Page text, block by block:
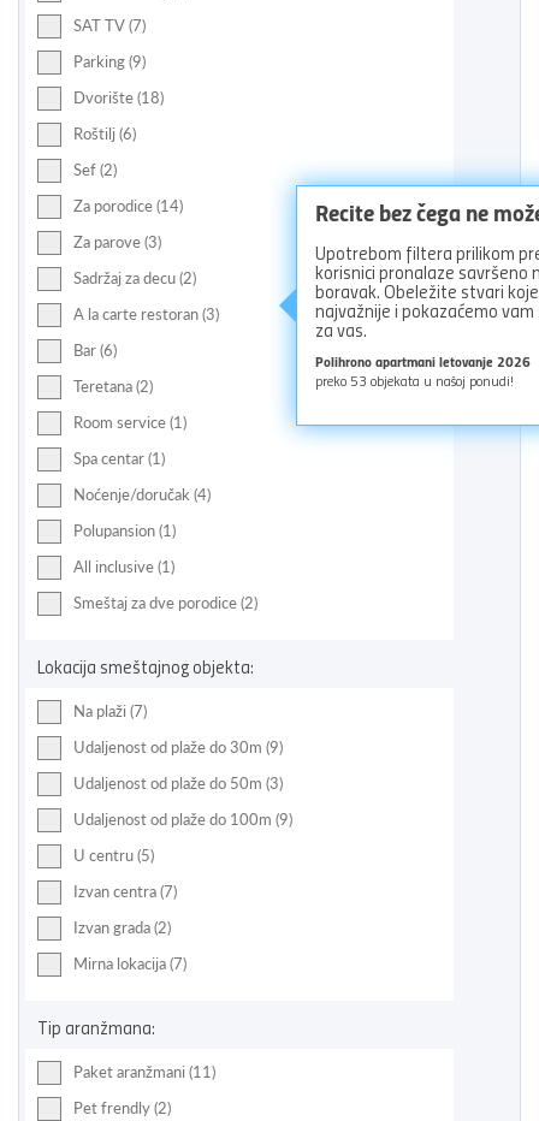
Recite bez čega ne
Upotrebom filtera prilikom
korisnici pronalaze savršeno
boravak. Obeležite stvari
najvažnije i pokazaćemo
za vas.
Polihrono apartmani letovanje 2026
preko 53 objekata u našoj ponudi!
SAT TV (7)
Parking (9)
Dvorište (18)
Roštilj (6)
Sef (2)
Za porodice (14)
Za parove (3)
Sadržaj za decu (2)
A la carte restoran (3)
Bar (6)
Teretana (2)
Room service (1)
Spa centar (1)
Noćenje/doručak (4)
Polupansion (1)
All inclusive (1)
Smeštaj za dve porodice (2)
Lokacija smeštajnog objekta:
Na plaži (7)
Udaljenost od plaže do 30m (9)
Udaljenost od plaže do 50m (3)
Udaljenost od plaže do 100m (9)
U centru (5)
Izvan centra (7)
Izvan grada (2)
Mirna lokacija (7)
Tip aranžmana:
Paket aranžmani (11)
Pet frendly (2)